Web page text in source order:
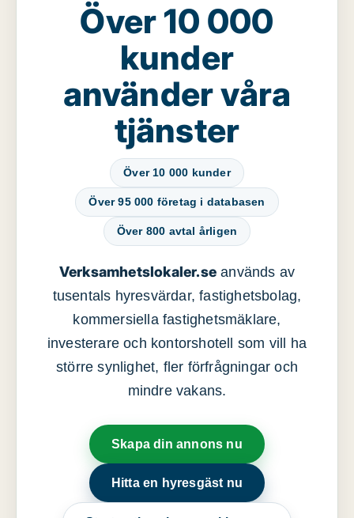
Över 10 000
kunder
använder våra
tjänster
Över 10 000 kunder
Över 95 000 företag i databasen
Över 800 avtal årligen
Verksamhetslokaler.se används av
tusentals hyresvärdar, fastighetsbolag,
kommersiella fastighetsmäklare,
investerare och kontorshotell som vill ha
större synlighet, fler förfrågningar och
mindre vakans.
Skapa din annons nu
Hitta en hyresgäst nu